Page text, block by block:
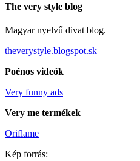
The very style blog
Magyar nyelvű divat blog.
theverystyle.blogspot.sk
Poénos videók
Very funny ads
Very me termékek
Oriflame
Kép forrás: